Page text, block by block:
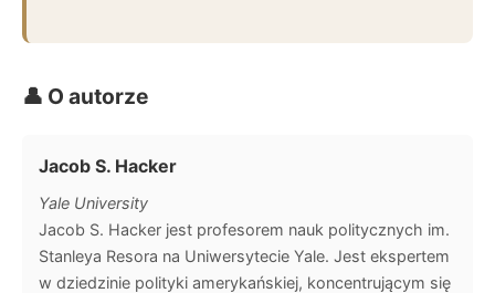
👤 O autorze
Jacob S. Hacker
Yale University
Jacob S. Hacker jest profesorem nauk politycznych im.
Stanleya Resora na Uniwersytecie Yale. Jest ekspertem
w dziedzinie polityki amerykańskiej, koncentrującym się